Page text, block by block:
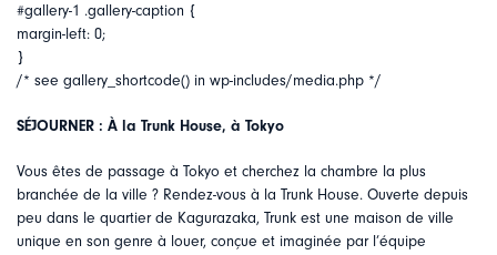
#gallery-1 .gallery-caption {
margin-left: 0;
}
/* see gallery_shortcode() in wp-includes/media.php */
SÉJOURNER : À la Trunk House, à Tokyo
Vous êtes de passage à Tokyo et cherchez la chambre la plus
branchée de la ville ? Rendez-vous à la Trunk House. Ouverte depuis
peu dans le quartier de Kagurazaka, Trunk est une maison de ville
unique en son genre à louer, conçue et imaginée par l’équipe